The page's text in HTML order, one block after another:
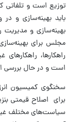
توزیع است و
باید بهینه‌سازی و
بهینه‌سازی و مدیریت
مجلس برای
راهکارها،
است و در حال بررسی
سخنگوی کمیسیون
برای اصلاح قیمتی
سیاست‌های مختلف